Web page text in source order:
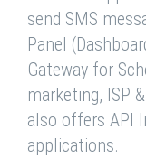
send SMS
Panel
Gateway for
marketing, ISP
also offers API
applications.